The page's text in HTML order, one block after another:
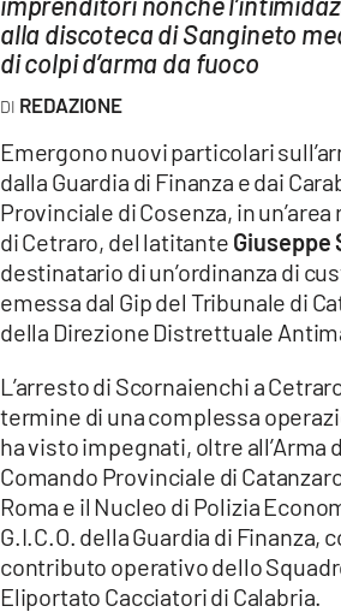
LACTV.IT
ILREGGINO.IT
COSENZACHANNEL.IT
ILVIBONESE.IT
CATANZAROCHANNEL.IT
App
ANDROID
APPLE
alla discoteca di Sangineto
di colpi d’arma da fuoco
REDAZIONE
Emergono nuovi particolari
dalla Guardia di Finanza e dai
Provinciale di Cosenza, in
di Cetraro, del latitante Giuseppe
destinatario di un’ordinanza di
emessa dal Gip del Tribunale di
della Direzione Distrettuale
L’arresto di Scornaienchi a
termine di una complessa
ha visto impegnati, oltre all’Arma
Comando Provinciale di
Roma e il Nucleo di Polizia
G.I.C.O. della Guardia di Finanza,
contributo operativo dello
Eliportato Cacciatori di Calabria.